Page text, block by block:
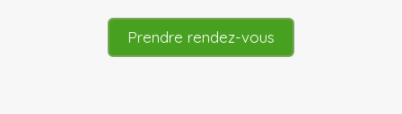
Prendre rendez-vous